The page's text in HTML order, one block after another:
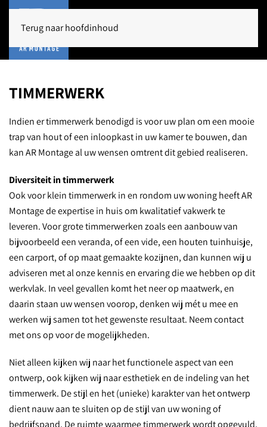
Terug naar hoofdinhoud
TIMMERWERK
Indien er timmerwerk benodigd is voor uw plan om een mooie
trap van hout of een inloopkast in uw kamer te bouwen, dan
kan AR Montage al uw wensen omtrent dit gebied realiseren.
Diversiteit in timmerwerk
Ook voor klein timmerwerk in en rondom uw woning heeft AR
Montage de expertise in huis om kwalitatief vakwerk te
leveren. Voor grote timmerwerken zoals een aanbouw van
bijvoorbeeld een veranda, of een vide, een houten tuinhuisje,
een carport, of op maat gemaakte kozijnen, dan kunnen wij u
adviseren met al onze kennis en ervaring die we hebben op dit
werkvlak. In veel gevallen komt het neer op maatwerk, en
daarin staan uw wensen voorop, denken wij mét u mee en
werken wij samen tot het gewenste resultaat. Neem contact
met ons op voor de mogelijkheden.
Niet alleen kijken wij naar het functionele aspect van een
ontwerp, ook kijken wij naar esthetiek en de indeling van het
timmerwerk. De stijl en het (unieke) karakter van het ontwerp
dient nauw aan te sluiten op de stijl van uw woning of
bedrijfspand. De ruimte waarmee timmerwerk wordt opgevuld,